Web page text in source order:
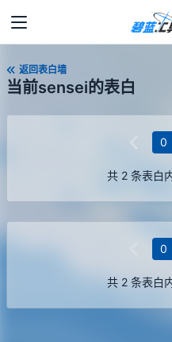
返回表白墙
当前sensei的表白
0
共 2 条表白
0
共 2 条表白